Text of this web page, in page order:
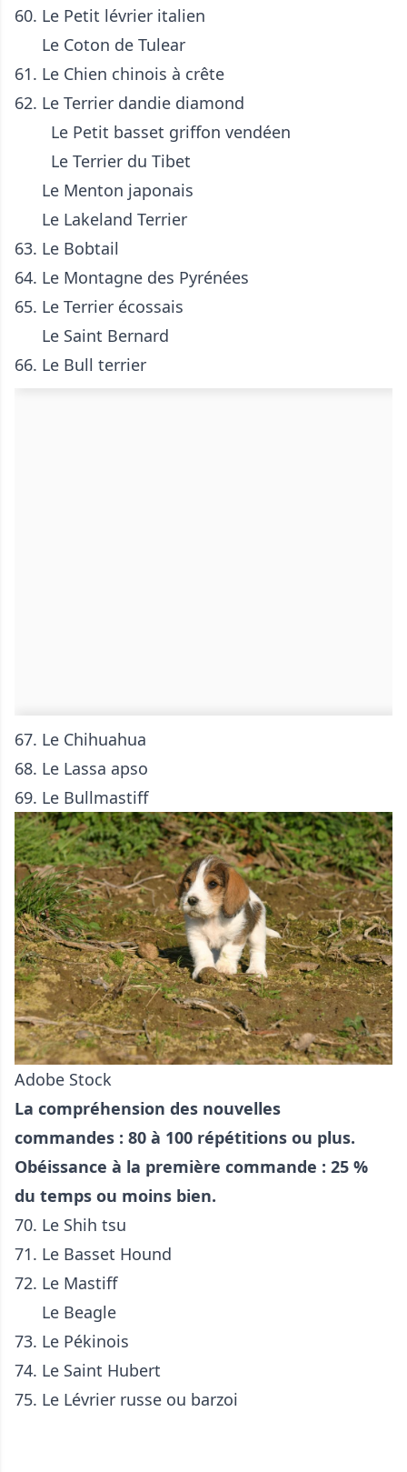
60. Le Petit lévrier italien
Le Coton de Tulear
61. Le Chien chinois à crête
62. Le Terrier dandie diamond
Le Petit basset griffon vendéen
Le Terrier du Tibet
Le Menton japonais
Le Lakeland Terrier
63. Le Bobtail
64. Le Montagne des Pyrénées
65. Le Terrier écossais
Le Saint Bernard
66. Le Bull terrier
67. Le Chihuahua
68. Le Lassa apso
69. Le Bullmastiff
Adobe Stock
La compréhension des nouvelles
commandes : 80 à 100 répétitions ou plus.
Obéissance à la première commande : 25 %
du temps ou moins bien.
70. Le Shih tsu
71. Le Basset Hound
72. Le Mastiff
Le Beagle
73. Le Pékinois
74. Le Saint Hubert
75. Le Lévrier russe ou barzoi